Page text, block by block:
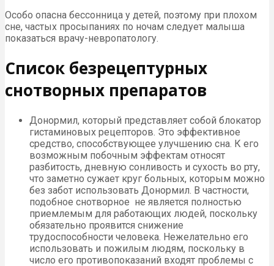
Особо опасна бессонница у детей, поэтому при плохом
сне, частых просыпаниях по ночам следует малыша
показаться врачу-невропатологу.
Список безрецептурных
снотворных препаратов
Донормил, который представляет собой блокатор
гистаминовых рецепторов. Это эффективное
средство, способствующее улучшению сна. К его
возможным побочным эффектам относят
разбитость, дневную сонливость и сухость во рту,
что заметно сужает круг больных, которым можно
без забот использовать Донормил. В частности,
подобное снотворное не является полностью
приемлемым для работающих людей, поскольку
обязательно проявится снижение
трудоспособности человека. Нежелательно его
использовать и пожилым людям, поскольку в
число его противопоказаний входят проблемы с